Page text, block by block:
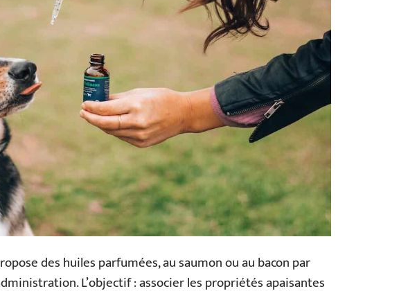
des huiles parfumées, au saumon ou au bacon par
L’objectif : associer les propriétés apaisantes